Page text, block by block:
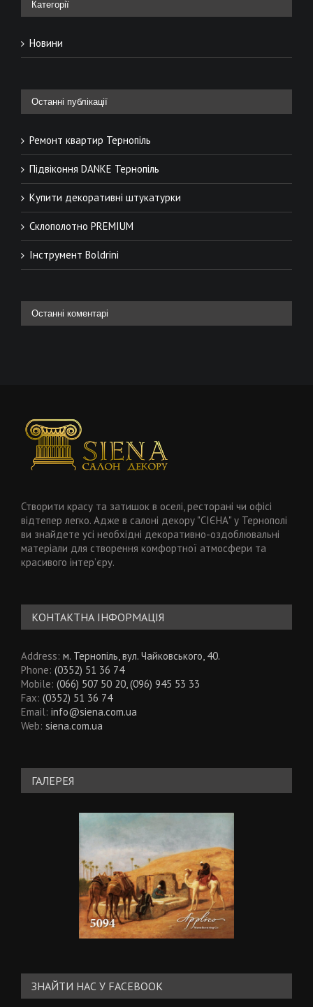
Категорії
Новини
Останні публікації
Ремонт квартир Тернопіль
Підвіконня DANKE Тернопіль
Купити декоративні штукатурки
Склополотно PREMIUM
Інструмент Boldrini
Останні коментарі
Створити красу та затишок в оселі, ресторані чи офісі
відтепер легко. Адже в салоні декору "СІЄНА" у Тернополі
ви знайдете усі необхідні декоративно-оздоблювальні
матеріали для створення комфортної атмосфери та
красивого інтер’єру.
КОНТАКТНА ІНФОРМАЦІЯ
Address: м. Тернопіль, вул. Чайковського, 40.
Phone: (0352) 51 36 74
Mobile: (066) 507 50 20, (096) 945 53 33
Fax: (0352) 51 36 74
Email: info@siena.com.ua
Web: siena.com.ua
ГАЛЕРЕЯ
ЗНАЙТИ НАС У FACEBOOK